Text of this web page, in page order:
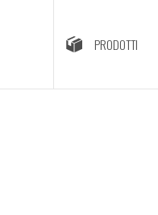
PRODOTTI